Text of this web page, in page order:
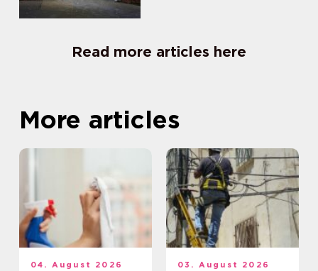
Read more articles here
More articles
04. August 2026 03. August 2026